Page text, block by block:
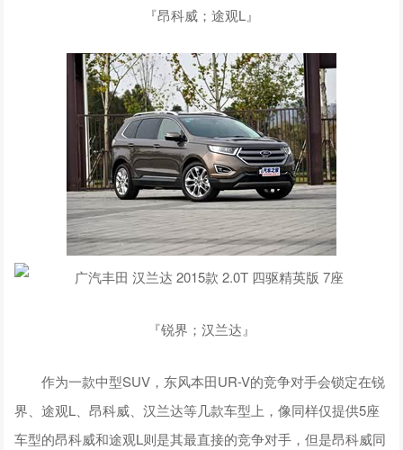
『昂科威；途观L』
『锐界；汉兰达』
作为一款中型SUV，东风本田UR-V的竞争对手会锁定在锐
界、途观L、昂科威、汉兰达等几款车型上，像同样仅提供5座
车型的昂科威和途观L则是其最直接的竞争对手，但是昂科威同